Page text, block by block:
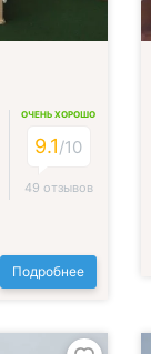
ОЧЕНЬ ХОРОШО
9.1/10
49 отзывов
Подробнее